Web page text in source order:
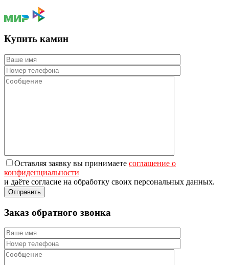
Купить камин
Оставляя заявку вы принимаете соглашение о
конфиденциальности
и даёте согласие на обработку своих персональных данных.
Заказ обратного звонка